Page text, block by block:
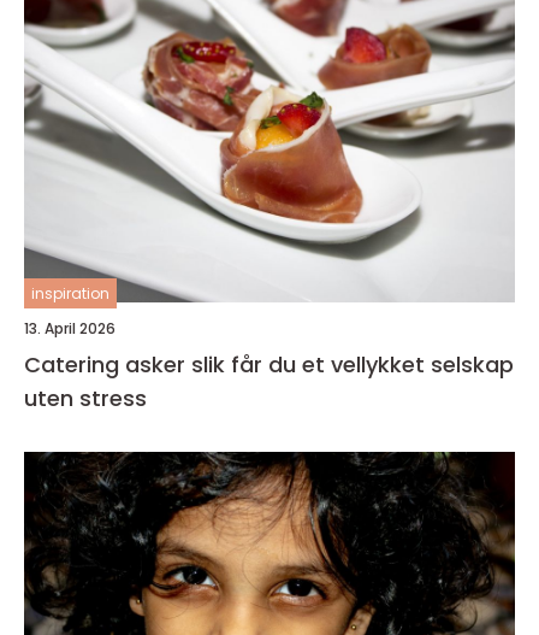
inspiration
13. April 2026
Catering asker slik får du et vellykket selskap
uten stress